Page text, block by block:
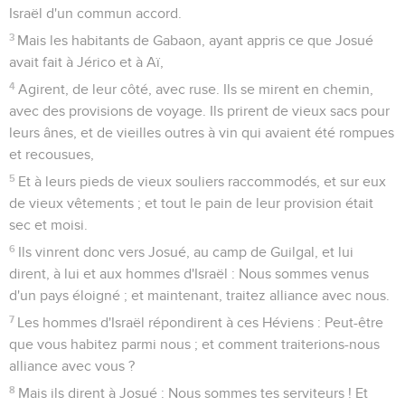
Israël d'un commun accord.
3 Mais les habitants de Gabaon, ayant appris ce que Josué
avait fait à Jérico et à Aï,
4 Agirent, de leur côté, avec ruse. Ils se mirent en chemin,
avec des provisions de voyage. Ils prirent de vieux sacs pour
leurs ânes, et de vieilles outres à vin qui avaient été rompues
et recousues,
5 Et à leurs pieds de vieux souliers raccommodés, et sur eux
de vieux vêtements ; et tout le pain de leur provision était
sec et moisi.
6 Ils vinrent donc vers Josué, au camp de Guilgal, et lui
dirent, à lui et aux hommes d'Israël : Nous sommes venus
d'un pays éloigné ; et maintenant, traitez alliance avec nous.
7 Les hommes d'Israël répondirent à ces Héviens : Peut-être
que vous habitez parmi nous ; et comment traiterions-nous
alliance avec vous ?
8 Mais ils dirent à Josué : Nous sommes tes serviteurs ! Et